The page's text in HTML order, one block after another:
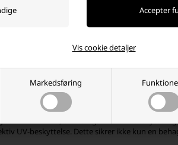
Markedsføring
Vis cookie detaljer
endnu mere behagelig for både børn og
til din dag på stranden eller i haven, men
kan børnene lege og hvile i sikkerhed,
og børne strandtelte inkluderer
du leder efter et rummeligt strandtelt til
produkter af høj kvalitet på vores
vind. De er også lette at transportere, så du kan
stranden kalder, er det afgørende at beskytte
UV-beskyttelse. Dette sikrer ikke kun en